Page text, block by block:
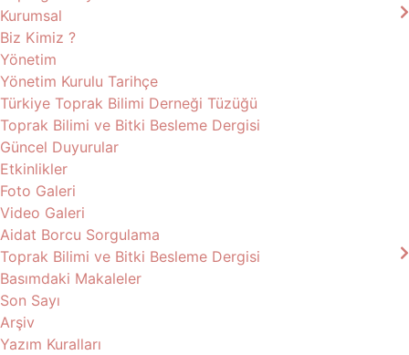
Kurumsal
Biz Kimiz ?
Yönetim
Yönetim Kurulu Tarihçe
Türkiye Toprak Bilimi Derneği Tüzüğü
Toprak Bilimi ve Bitki Besleme Dergisi
Güncel Duyurular
Etkinlikler
Foto Galeri
Video Galeri
Aidat Borcu Sorgulama
Toprak Bilimi ve Bitki Besleme Dergisi
Basımdaki Makaleler
Son Sayı
Arşiv
Yazım Kuralları